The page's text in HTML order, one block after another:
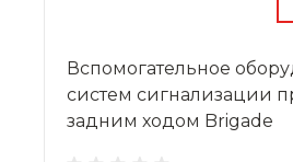
Вспомогательное
систем сигнализации
задним ходом Brigade